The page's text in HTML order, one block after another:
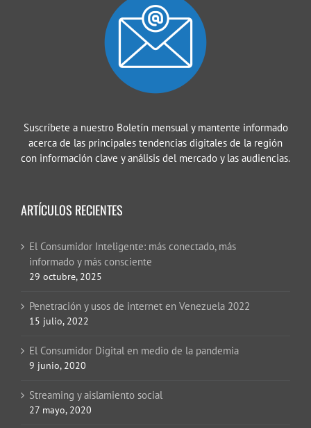
Suscríbete a nuestro Boletín mensual y mantente informado
acerca de las principales tendencias digitales de la región
con información clave y análisis del mercado y las audiencias.
ARTÍCULOS RECIENTES
El Consumidor Inteligente: más conectado, más
informado y más consciente
29 octubre, 2025
Penetración y usos de internet en Venezuela 2022
15 julio, 2022
El Consumidor Digital en medio de la pandemia
9 junio, 2020
Streaming y aislamiento social
27 mayo, 2020